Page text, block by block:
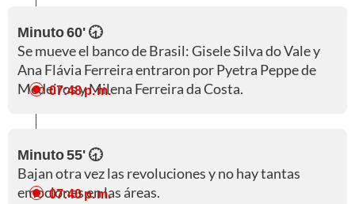
Minuto 60' 🕣
Se mueve el banco de Brasil: Gisele Silva do Vale y
Ana Flávia Ferreira entraron por Pyetra Peppe de
Medeiros y Milena Ferreira da Costa.
07:48 p. m.
Minuto 55' 🕣
Bajan otra vez las revoluciones y no hay tantas
emociones en las áreas.
07:40 p. m.